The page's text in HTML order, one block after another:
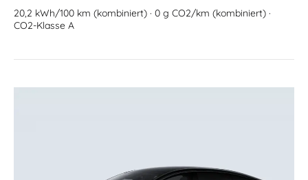
20,2 kWh/100 km (kombiniert) · 0 g CO2/km (kombiniert) ·
CO2-Klasse A